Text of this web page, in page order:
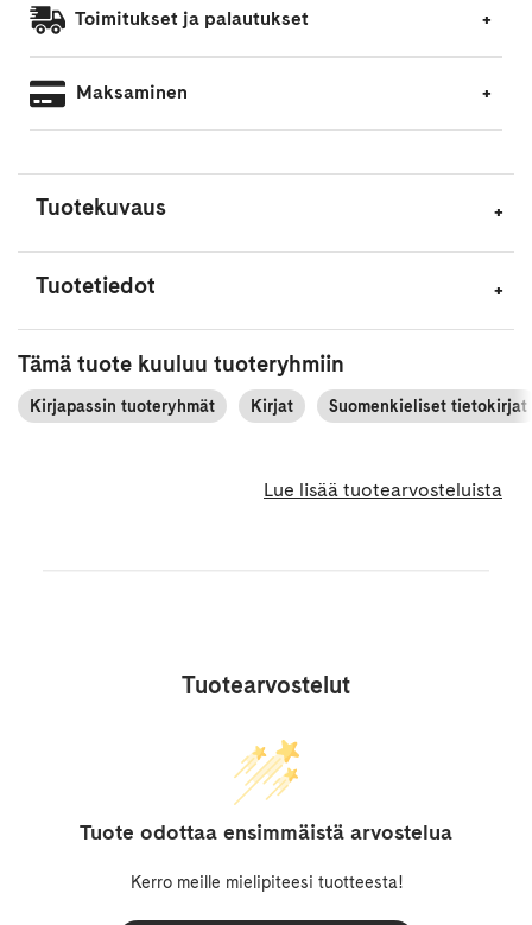
Toimitukset ja palautukset
Maksaminen
Tuotekuvaus
Tuotetiedot
Tämä tuote kuuluu tuoteryhmiin
Kirjapassin tuoteryhmät Kirjat Suomenkieliset tietokirjat
Lue lisää tuotearvosteluista
Tuotearvostelut
Tuote odottaa ensimmäistä arvostelua
Kerro meille mielipiteesi tuotteesta!